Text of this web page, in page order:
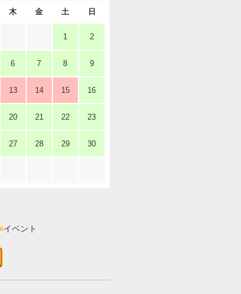
木 金 土 日
1 2
6 7 8 9
13 14 15 16
20 21 22 23
27 28 29 30
イベント